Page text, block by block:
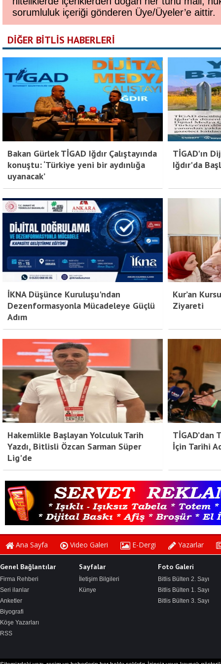
sorumluluk içeriği gönderen Üye/Üyeler’e aittir.
DİĞER BİTLİS HABERLERİ
Bakan Gürlek TİGAD Iğdır Çalıştayında
konuştu: ‘Türkiye yeni bir aydınlığa
uyanacak’
TİGAD'ın
Iğdır'da
İKNA Düşünce Kuruluşu'ndan
Dezenformasyonla Mücadeleye Güçlü
Adım
Kur’an
Ziyareti
Hakemlikle Başlayan Yolculuk Tarih
Yazdı, Bitlisli Özcan Sarman Süper
Lig'de
İçin Tarihi
Bitlis Bülten 3. Sayı
Ana Sayfa Video Galeri E-Dergi Yazarlar
Genel Bağlantılar
Firma Rehberi
Seri ilanlar
Anketler
Biyografi
Köşe Yazarları
RSS
Sayfalar
İletişim Bilgileri
Künye
Foto Galeri
Bitlis Bülten 2. Sayı
Bitlis Bülten 1. Sayı
Bitlis Bülten 3. Sayı